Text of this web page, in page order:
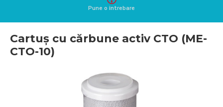
Pune o intrebare
Cartuș cu cărbune activ CTO (ME-
CTO-10)